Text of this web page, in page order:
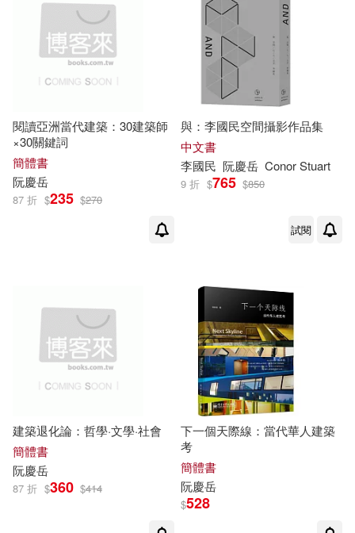
閱讀亞洲當代建築：30建築師
×30關鍵詞
簡體書
阮慶岳
87 折 $235 $270
與：李國民空間攝影作品集
中文書
李國民 阮慶岳 Conor Stuart
9 折 $765 $850
試閱
建築退化論：哲學·文學·社會
簡體書
阮慶岳
87 折 $360 $414
下一個天際線：當代華人建築
考
簡體書
阮慶岳
$528